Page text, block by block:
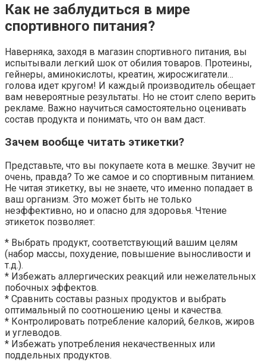
Как не заблудиться в мире
спортивного питания?
Наверняка, заходя в магазин спортивного питания, вы
испытывали легкий шок от обилия товаров. Протеины,
гейнеры, аминокислоты, креатин, жиросжигатели…
голова идет кругом! И каждый производитель обещает
вам невероятные результаты. Но не стоит слепо верить
рекламе. Важно научиться самостоятельно оценивать
состав продукта и понимать, что он вам даст.
Зачем вообще читать этикетки?
Представьте, что вы покупаете кота в мешке. Звучит не
очень, правда? То же самое и со спортивным питанием.
Не читая этикетку, вы не знаете, что именно попадает в
ваш организм. Это может быть не только
неэффективно, но и опасно для здоровья. Чтение
этикеток позволяет:
* Выбрать продукт, соответствующий вашим целям
(набор массы, похудение, повышение выносливости и
т.д.).
* Избежать аллергических реакций или нежелательных
побочных эффектов.
* Сравнить составы разных продуктов и выбрать
оптимальный по соотношению цены и качества.
* Контролировать потребление калорий, белков, жиров
и углеводов.
* Избежать употребления некачественных или
поддельных продуктов.